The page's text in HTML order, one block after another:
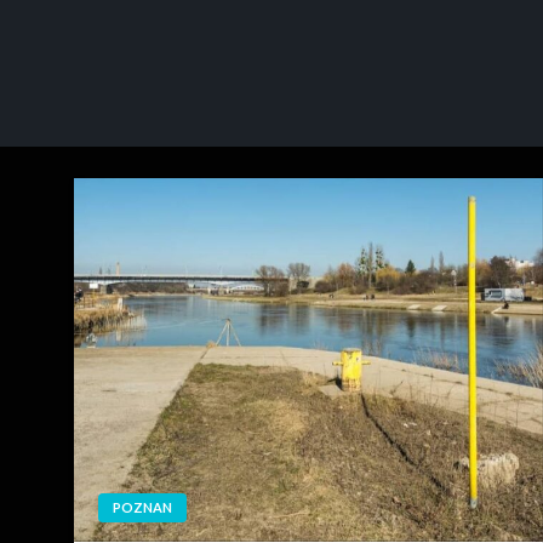
POZNAN